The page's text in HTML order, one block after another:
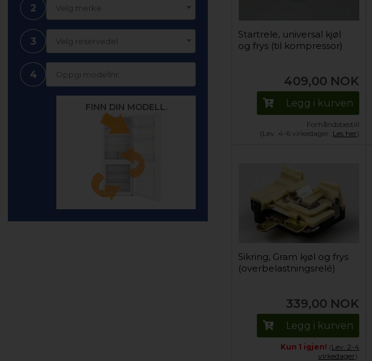
2 Velg merke
3 Velg reservedel
4
FINN DIN MODELL.
Startrele, universal kjøl
og frys (til kompressor)
409,00 NOK
Legg i kurven
Forhåndsbestill
(Lev. 4-6 virkedager. Les her)
Sikring, Gram kjøl og frys
(overbelastningsrelé)
339,00 NOK
Legg i kurven
Kun 1 igjen! (Lev. 2-4
virkedager).